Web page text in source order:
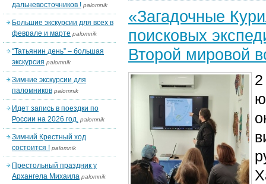
«Загадочные
поисковых
Второй мировой
дальневосточников ! palomnik
Большие экскурсии для всех в
феврале и марте palomnik
“Татьянин день” – большая
экскурсия palomnik
Зимние экскурсии для
паломников palomnik
Идет запись в поездки по
России на 2026 год. palomnik
Зимний Крестный ход
состоится ! palomnik
Престольный праздник у
Архангела Михаила palomnik